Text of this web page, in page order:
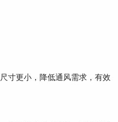
寸更小，降低通风需求，有效